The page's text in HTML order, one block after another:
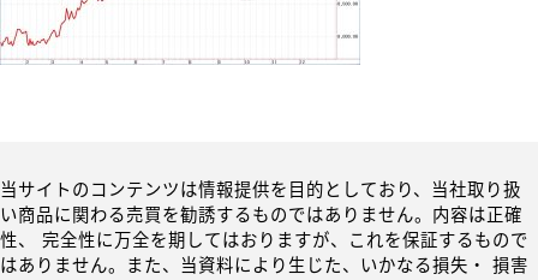
当サイトのコンテンツは情報提供を目的としており、当社取り扱
い商品に関わる売買を勧誘するものではありません。内容は正確
性、 完全性に万全を期してはおりますが、これを保証するもので
はありません。また、当資料により生じた、いかなる損失・ 損害